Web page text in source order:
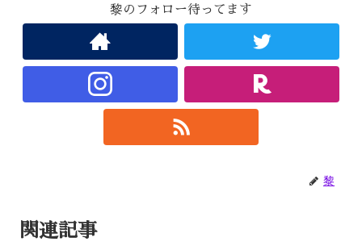
黎のフォロー待ってます
黎
関連記事